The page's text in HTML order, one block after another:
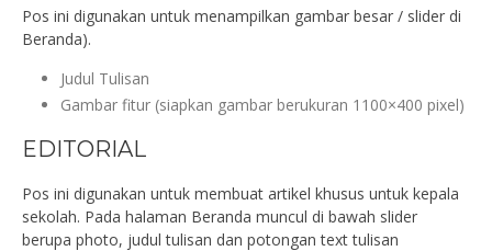
Pos ini digunakan untuk menampilkan gambar besar / slider di
Beranda).
Judul Tulisan
Gambar fitur (siapkan gambar berukuran 1100×400 pixel)
EDITORIAL
Pos ini digunakan untuk membuat artikel khusus untuk kepala
sekolah. Pada halaman Beranda muncul di bawah slider
berupa photo, judul tulisan dan potongan text tulisan